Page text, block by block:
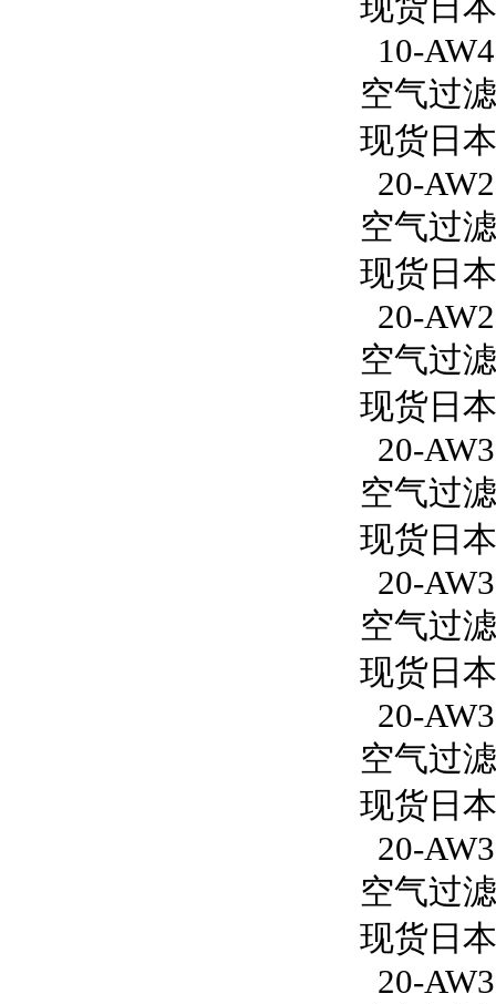
10-
空气过
现货日
20-
空气过
现货日
20-
空气过
现货日
20-
空气过
现货日
20-
空气过
现货日
20-
空气过
现货日
20-
空气过
现货日
20-